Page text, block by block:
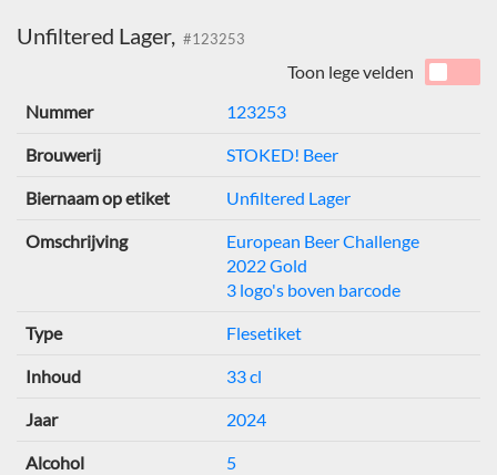
Unfiltered Lager, #123253
Toon lege velden
Nummer
123253
Brouwerij STOKED! Beer
Biernaam op etiket Unfiltered Lager
Omschrijving
European Beer Challenge
2022 Gold
3 logo's boven barcode
Type Flesetiket
Inhoud 33 cl
Jaar 2024
Alcohol 5